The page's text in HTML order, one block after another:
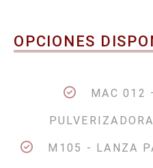
OPCIONES
MAC 012
M105 - LANZA